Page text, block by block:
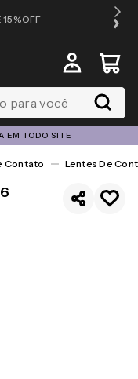
EM TODO SITE
Contato Lentes De